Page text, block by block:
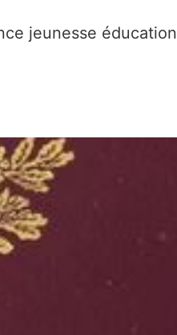
jeunesse éducation